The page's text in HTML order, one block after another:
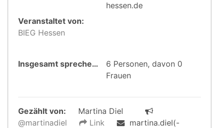
hessen.de
Veranstaltet von:
BIEG Hessen
Insgesamt sprechen:
6 Personen, davon 0
Frauen
Gezählt von:
Martina Diel
@martinadiel
Link
martina.diel(-